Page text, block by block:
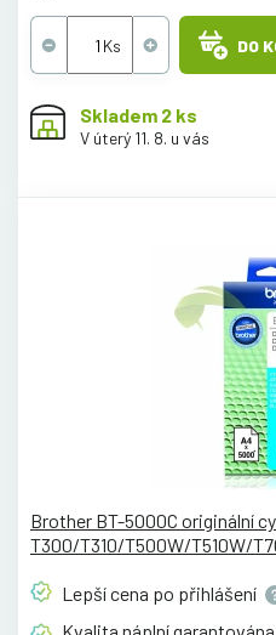
DO
Skladem 2 ks
V úterý 11. 8. u vás
Brother BT-5000C originální
T300/T310/T500W/T510W/
Lepší cena po přihlášení
Kvalita náplní